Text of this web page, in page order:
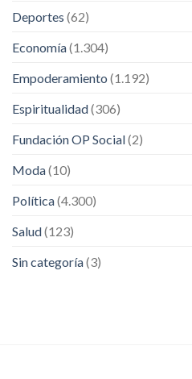
Deportes (62)
Economía(1.304)
Empoderamiento (1.192)
Espiritualidad(306)
Fundación OP Social(2)
Moda(10)
Política(4.300)
Salud(123)
Sin categoría(3)